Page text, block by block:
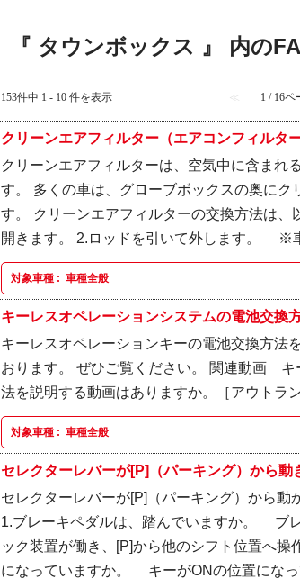
『 タウンボックス 』 内の
153件中 1 - 10 件を表示 ≪ 1 / 16ペ
クリーンエアフィルター（エアコンフィルタ
クリーンエアフィルターは、空気中に含まれ
す。 多くの車は、グローブボックスの奥にク
す。 クリーンエアフィルターの交換方法は、
開きます。 2.ロッドを引いて外します。 ※
対象車種 : 車種全般
キーレスオペレーションシステムの電池交換
キーレスオペレーションキーの電池交換方法
おります。 ぜひご覧ください。 関連動画
法を説明する動画はありますか。［アウトラ
対象車種 : 車種全般
セレクターレバーが[P]（パーキング）から動
セレクターレバーが[P]（パーキング）から動
1.ブレーキペダルは、踏んでいますか。 ブ
ック装置が働き、[P]から他のシフト位置へ操
になっていますか。 キーがONの位置になっ